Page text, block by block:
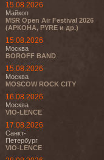
15.08.2026
Майкоп
MSR Open Air Festival 2026
(АРКОНА, PYRE и др.)
15.08.2026
Москва
BOROFF BAND
15.08.2026
Москва
MOSCOW ROCK CITY
16.08.2026
Москва
VIO-LENCE
17.08.2026
Санкт-
Петербург
VIO-LENCE